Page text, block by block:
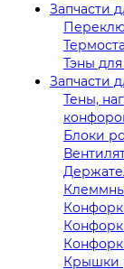
Запчасти
Тэны
Запчасти
Тены,
Блоки
Крышки